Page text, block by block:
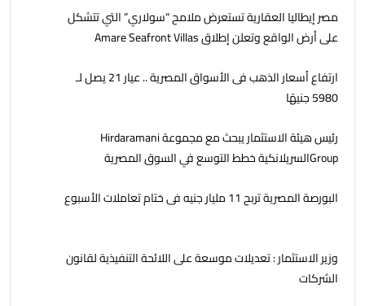
مصر إيطاليا العقارية تستعرض ملامح “سولاري” التي تتشكل
على أرض الواقع وتعلن إطلاق Amare Seafront Villas
ارتفاع أسعار الذهب فى الأسواق المصرية .. عيار 21 يصل لـ
5980 جنيهًا
رئيس هيئة الاستثمار يبحث مع مجموعة Hirdaramani
Groupالسريلانكية خطط التوسع في السوق المصرية
البورصة المصرية تربح 11 مليار جنيه فى ختام تعاملات الأسبوع
وزير الاستثمار : تعديلات موسعة على اللائحة التنفيذية لقانون
الشركات